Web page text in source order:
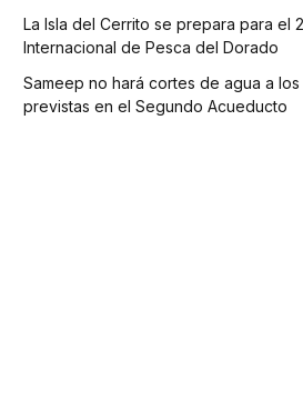
La Isla del Cerrito se prepara para el
Internacional de Pesca del Dorado
Sameep no hará cortes de agua a
previstas en el Segundo Acueducto